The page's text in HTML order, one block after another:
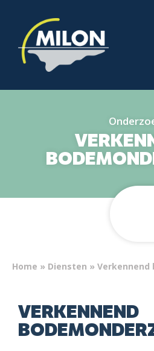
Home » Diensten » Verkennend
VERKENNEND